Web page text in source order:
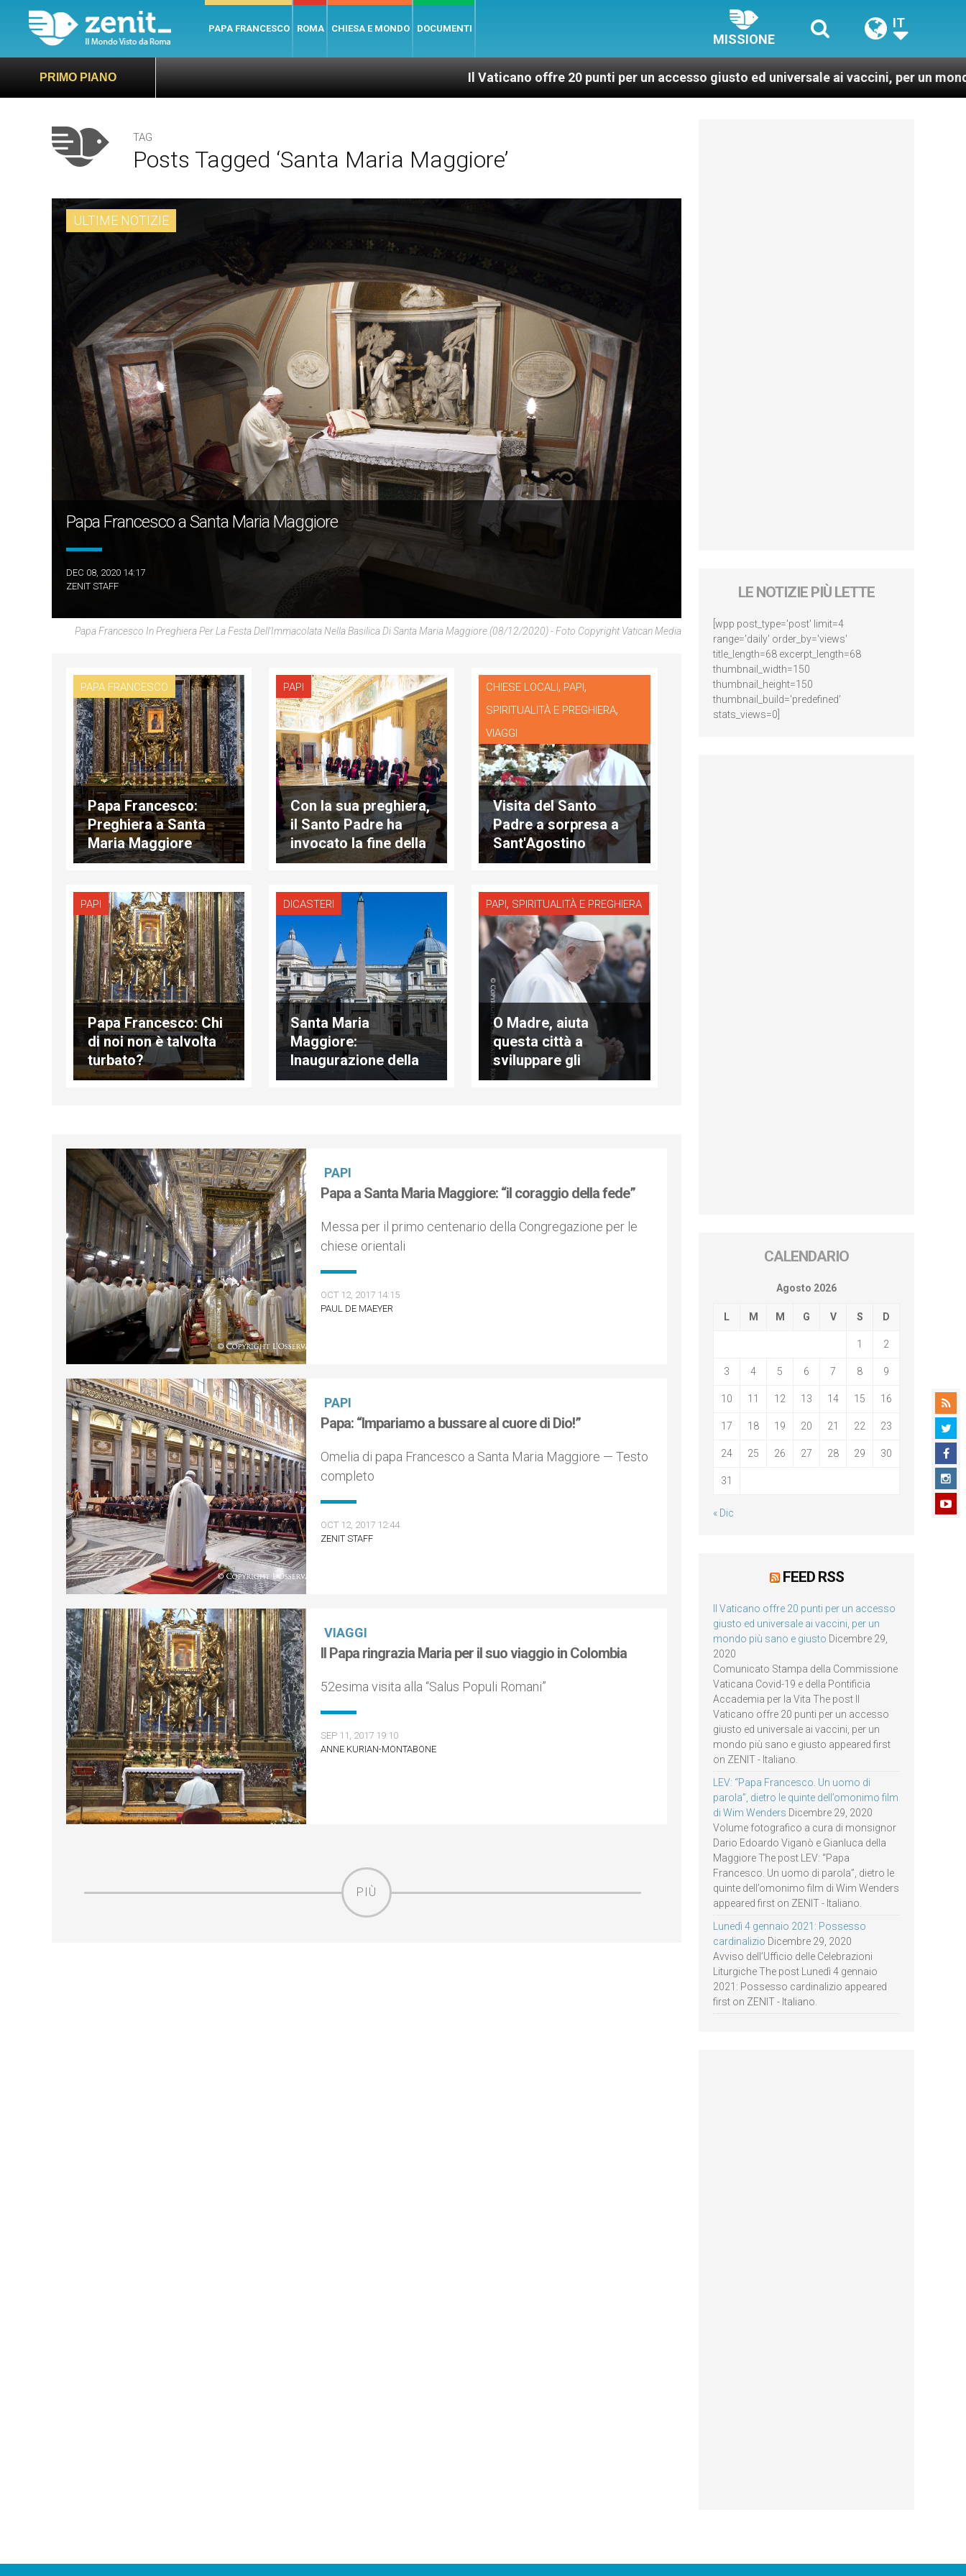
PAPA FRANCESCO ROMA CHIESA E MONDO DOCUMENTI
MISSIONE
IT
PRIMO PIANO Il Vaticano offre 20 punti per un accesso giusto ed universale ai vaccini, per un mondo più sano e
TAG
Posts Tagged ‘santa Maria Maggiore’
ULTIME NOTIZIE
Papa Francesco a Santa Maria Maggiore
DEC 08, 2020 14:17
ZENIT STAFF
Papa Francesco In Preghiera Per La Festa Dell'Immacolata Nella Basilica Di Santa Maria Maggiore (08/12/2020) - Foto Copyright Vatican Media
PAPA FRANCESCO
Papa Francesco:
Preghiera a Santa
Maria Maggiore
PAPI
Con la sua preghiera,
il Santo Padre ha
invocato la fine della
pandemia
CHIESE LOCALI, PAPI,
SPIRITUALITÀ E PREGHIERA,
VIAGGI
Visita del Santo
Padre a sorpresa a
Sant'Agostino
PAPI
Papa Francesco: Chi
di noi non è talvolta
turbato?
DICASTERI
Santa Maria
Maggiore:
Inaugurazione della
nuova illuminazione
PAPI, SPIRITUALITÀ E PREGHIERA
O Madre, aiuta
questa città a
sviluppare gli
“anticorpi” contro
PAPI
Papa a Santa Maria Maggiore: “il coraggio della fede”
Messa per il primo centenario della Congregazione per le
chiese orientali
OCT 12, 2017 14:15
PAUL DE MAEYER
PAPI
Papa: “Impariamo a bussare al cuore di Dio!”
Omelia di papa Francesco a Santa Maria Maggiore — Testo
completo
OCT 12, 2017 12:44
ZENIT STAFF
VIAGGI
Il Papa ringrazia Maria per il suo viaggio in Colombia
52esima visita alla “Salus Populi Romani”
SEP 11, 2017 19:10
ANNE KURIAN-MONTABONE
PIÙ
LE NOTIZIE PIÙ LETTE
[wpp post_type='post' limit=4
range='daily' order_by='views'
title_length=68 excerpt_length=68
thumbnail_width=150
thumbnail_height=150
thumbnail_build='predefined'
stats_views=0]
CALENDARIO
Agosto 2026
L M M G V S D
1 2
3 4 5 6 7 8 9
10 11 12 13 14 15 16
17 18 19 20 21 22 23
24 25 26 27 28 29 30
31
« Dic
FEED RSS
Il Vaticano offre 20 punti per un accesso
giusto ed universale ai vaccini, per un
mondo più sano e giusto Dicembre 29,
2020
Comunicato Stampa della Commissione
Vaticana Covid-19 e della Pontificia
Accademia per la Vita The post Il
Vaticano offre 20 punti per un accesso
giusto ed universale ai vaccini, per un
mondo più sano e giusto appeared first
on ZENIT - Italiano.
LEV: “Papa Francesco. Un uomo di
parola”, dietro le quinte dell’omonimo film
di Wim Wenders Dicembre 29, 2020
Volume fotografico a cura di monsignor
Dario Edoardo Viganò e Gianluca della
Maggiore The post LEV: “Papa
Francesco. Un uomo di parola”, dietro le
quinte dell’omonimo film di Wim Wenders
appeared first on ZENIT - Italiano.
Lunedì 4 gennaio 2021: Possesso
cardinalizio Dicembre 29, 2020
Avviso dell’Ufficio delle Celebrazioni
Liturgiche The post Lunedì 4 gennaio
2021: Possesso cardinalizio appeared
first on ZENIT - Italiano.